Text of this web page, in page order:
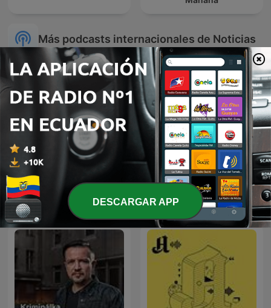
Más podcasts internacionales de Noticias
24 Oras Podcast Global News Podcast
DESCARGAR APP